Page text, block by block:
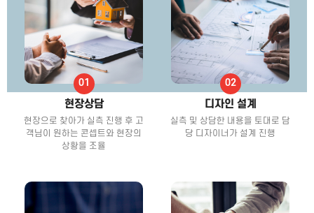
현장상담
현장으로 찾아가 실측 진행 후 고
객님이 원하는 콘셉트와 현장의
상황을 조율
디자인 설계
실측 및 상담한 내용을 토대로 담
당 디자이너가 설계 진행